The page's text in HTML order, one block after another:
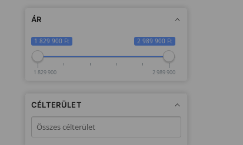
ÁR
1 829 900 Ft 2 989 900 Ft
1 829 900 2 989 900
CÉLTERÜLET